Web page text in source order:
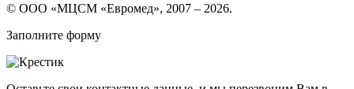
© ООО «МЦСМ «Евромед», 2007 – 2026.
Заполните форму